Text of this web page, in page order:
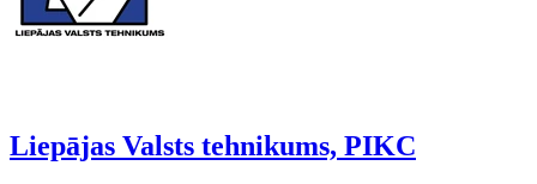
Liepājas Valsts tehnikums, PIKC